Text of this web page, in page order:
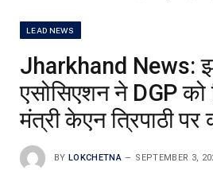
LEAD NEWS
Jharkhand News:
एसोसिएशन ने DGP को
मंत्री केएन त्रिपाठी पर
BY LOKCHETNA SEPTEMBER 3,